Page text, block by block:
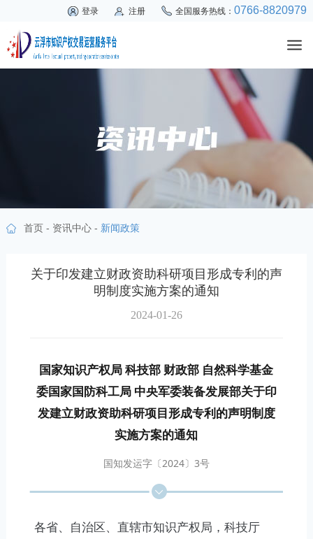
登录 注册 全国服务热线：0766-8820979
首页- 资讯中心- 新闻政策
关于印发建立财政资助科研项目形成专利的声
明制度实施方案的通知
2024-01-26
国家知识产权局 科技部 财政部 自然科学基金
委国家国防科工局 中央军委装备发展部关于印
发建立财政资助科研项目形成专利的声明制度
实施方案的通知
国知发运字〔2024〕3号
各省、自治区、直辖市知识产权局，科技厅